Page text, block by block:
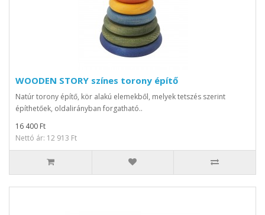
WOODEN STORY színes torony építő
Natúr torony építő, kör alakú elemekből, melyek tetszés szerint
építhetőek, oldalirányban forgatható..
16 400 Ft
Nettó ár: 12 913 Ft